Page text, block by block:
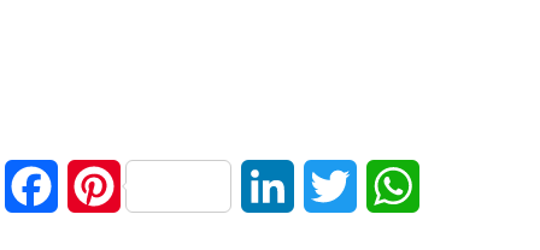
FacebookPinterest LinkedIn Twitter